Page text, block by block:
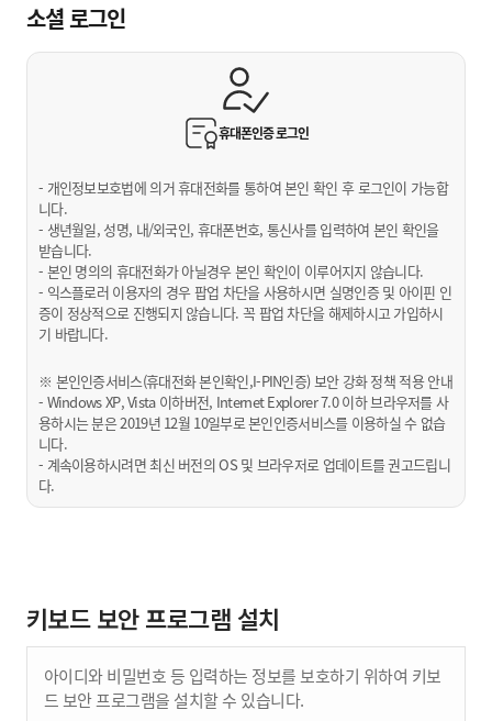
소셜 로그인
휴대폰인증로그인
- 개인정보보호법에 의거 휴대전화를 통하여 본인 확인 후 로그인이 가능합
니다.
- 생년월일, 성명, 내/외국인, 휴대폰번호, 통신사를 입력하여 본인 확인을
받습니다.
- 본인 명의의 휴대전화가 아닐경우 본인 확인이 이루어지지 않습니다.
- 익스플로러 이용자의 경우 팝업 차단을 사용하시면 실명인증 및 아이핀 인
증이 정상적으로 진행되지 않습니다. 꼭 팝업 차단을 해제하시고 가입하시
기 바랍니다.
※ 본인인증서비스(휴대전화 본인확인,I-PIN인증) 보안 강화 정책 적용 안내
- Windows XP, Vista 이하버전, Internet Explorer 7.0 이하 브라우저를 사
용하시는 분은 2019년 12월 10일부로 본인인증서비스를 이용하실 수 없습
니다.
- 계속이용하시려면 최신 버전의 OS 및 브라우저로 업데이트를 권고드립니
다.
키보드 보안 프로그램 설치
아이디와 비밀번호 등 입력하는 정보를 보호하기 위하여 키보
드 보안 프로그램을 설치할 수 있습니다.